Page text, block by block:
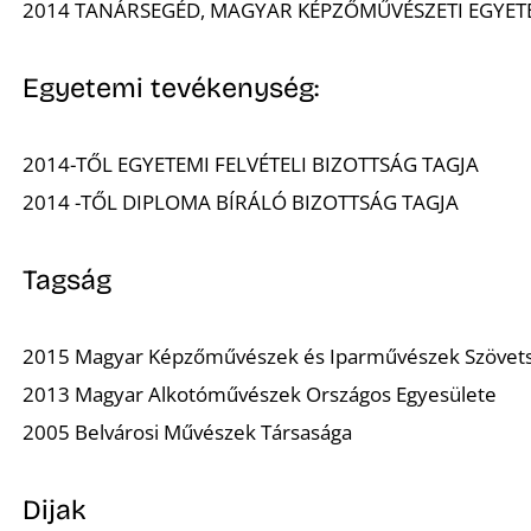
2014 TANÁRSEGÉD, MAGYAR KÉPZŐMŰVÉSZETI
Egyetemi tevékenység:
2014-TŐL EGYETEMI FELVÉTELI BIZOTTSÁG TAGJA
2014 -TŐL DIPLOMA BÍRÁLÓ BIZOTTSÁG TAGJA
Tagság
2015 Magyar Képzőművészek és Iparművészek
2013 Magyar Alkotóművészek Országos Egyesülete
2005 Belvárosi Művészek Társasága
Dijak